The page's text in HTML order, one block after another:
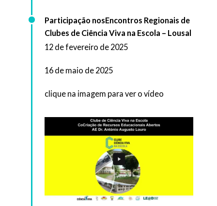
Participação nosEncontros Regionais de
Clubes de Ciência Viva na Escola – Lousal
12 de fevereiro de 2025
16 de maio de 2025
clique na imagem para ver o vídeo